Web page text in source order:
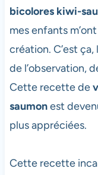
bicolores kiwi-
mes enfants
création. C’est
de l’observation,
Cette recette de
saumonest
plus appréciées.
Cette recette